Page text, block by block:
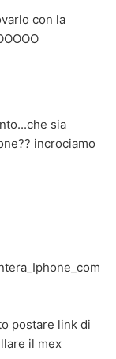
con la
sia
incrociamo
postare link di
il mex